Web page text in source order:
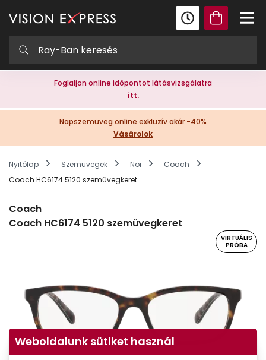
Foglaljon online időpontot látásvizsgálatra
itt.
Napszemüveg online exkluzív akár -40%
Vásárolok
Nyitólap Szemüvegek Női
Coach
Coach HC6174 5120 szemüvegkeret
Coach
Coach HC6174 5120 szemüvegkeret
VIRTUÁLIS
PRÓBA
Weboldalunk sütiket használ